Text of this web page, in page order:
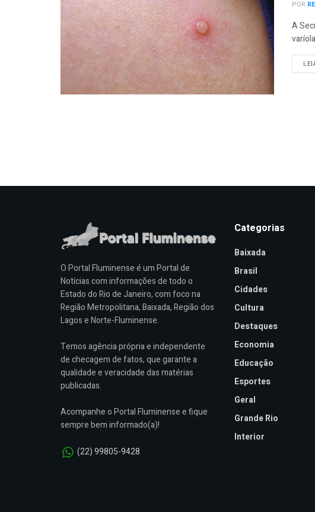
POR
A
O Portal Fluminense é um Portal de
Notícias com informações de todo o
Estado do Rio de Janeiro, com foco na
Região Metropolitana, Baixada, Região dos
Lagos e Norte-Fluminense.
Temos agência própria e independente
de checagem de fatos, que garante a
qualidade e veracidade das matérias
publicadas.
Acompanhe o Portal Fluminense e fique
sempre bem informado(a)!
(22) 99805-9428
Categorias
Baixada
Brasil
Cidades
Cultura
Destaques
Economia
Educação
Esportes
Geral
Grande Rio
Interior